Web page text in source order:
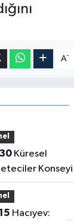
A-
Küresel
Konseyi
Mehmet Ali
Gazetemize